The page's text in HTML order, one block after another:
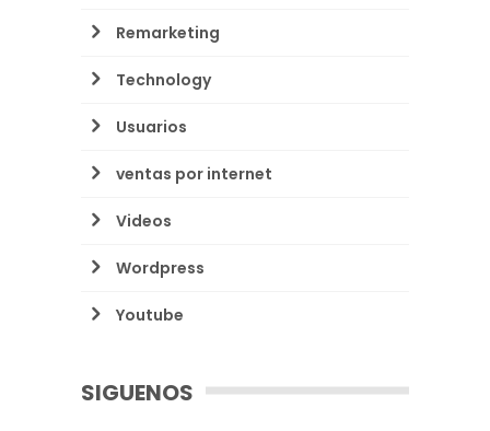
Remarketing
Technology
Usuarios
ventas por internet
Videos
Wordpress
Youtube
SIGUENOS